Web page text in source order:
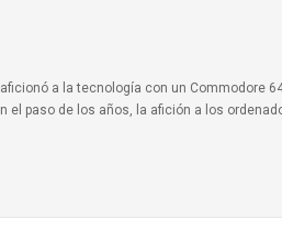
a la tecnología con un Commodore
el paso de los años, la afición a los